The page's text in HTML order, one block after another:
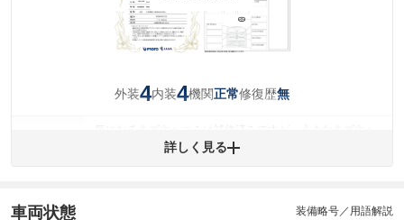
外装4内装4機関正常修復歴無
コミが残っています。
(内装状態)
詳しく見る
車両状態 装備略号／用語解説